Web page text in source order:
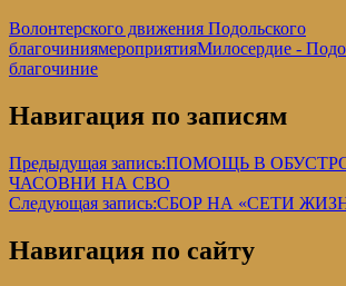
Волонтерского движения Подольского
благочиниямероприятияМилосердие -
благочиние
Навигация по записям
Предыдущая запись:ПОМОЩЬ В
ЧАСОВНИ НА СВО
Следующая запись:СБОР НА «СЕТИ
Навигация по сайту